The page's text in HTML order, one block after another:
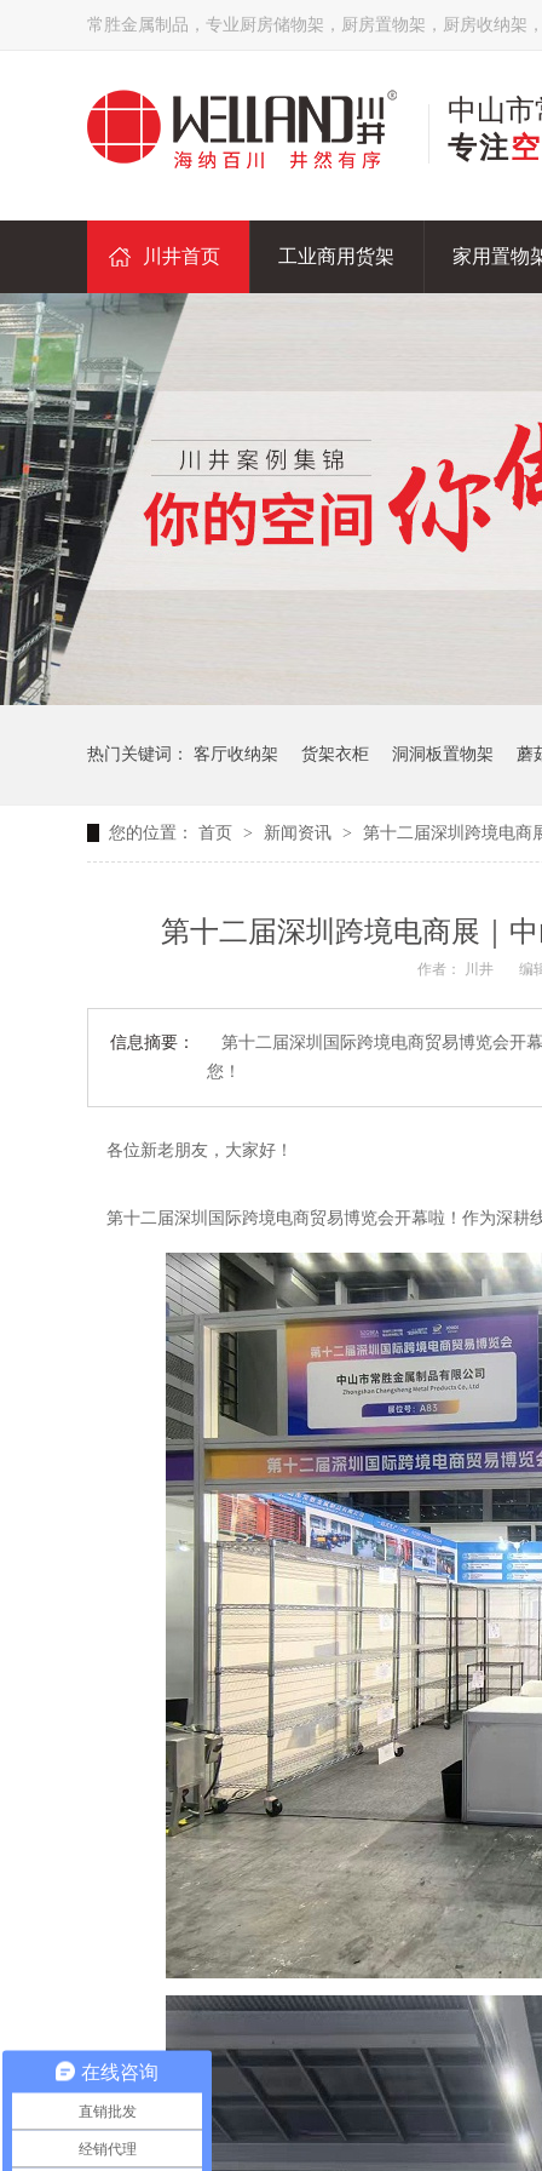
常胜金属制品，专业厨房储物架，厨房置物架，厨房收纳架
中山
专注
川井首页 工业商用货架 家用置物
热门关键词： 客厅收纳架 货架衣柜 洞洞板置物架 蘑
您的位置： 首页 > 新闻资讯 > 第十二届深圳跨境电商
第十二届深圳跨境电商展｜
作者： 川井 编
信息摘要：
第十二届深圳国际跨境电商贸易博览会开
您！
各位新老朋友，大家好！
第十二届深圳国际跨境电商贸易博览会开幕啦！作为深耕
在线咨询
直销批发
经销代理